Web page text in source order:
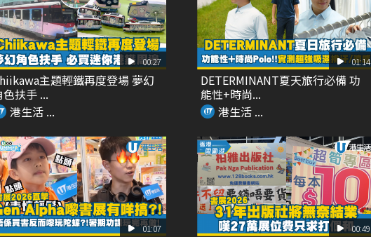
00:27
主題輕鐵再度登場 夢幻
色扶手 ...
港生活 ...
01:14
DETERMINANT夏天旅行必備 功
能性+時尚...
港生活 ...
01:07 00:49